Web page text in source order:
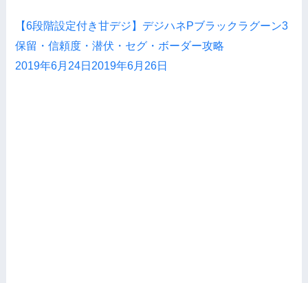
【6段階設定付き甘デジ】デジハネPブラックラグーン3
保留・信頼度・潜伏・セグ・ボーダー攻略
2019年6月24日 2019年6月26日